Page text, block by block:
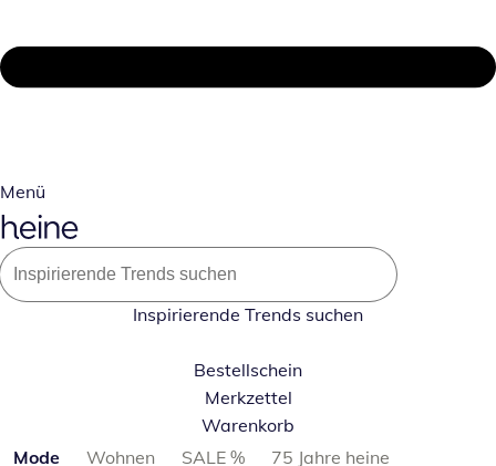
Menü
Inspirierende Trends suchen
Bestellschein
Merkzettel
Warenkorb
Produktkategorien überspringen
Mode Wohnen SALE %
75 Jahre heine